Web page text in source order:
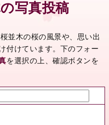
写真投稿
並木の桜の風景や、思い出
付けています。下のフォー
を選択の上、確認ボタンを